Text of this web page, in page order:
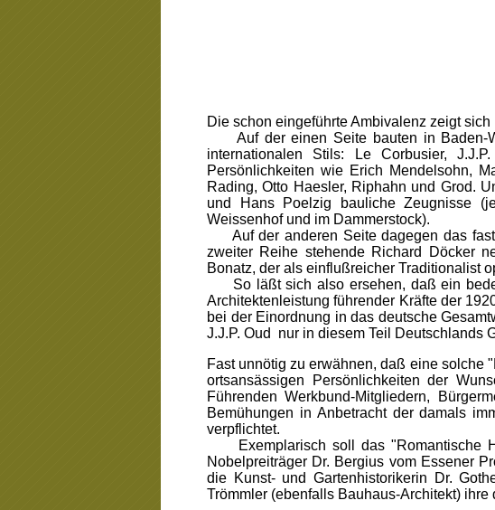
Die schon eingeführte Ambivalenz zeigt
Auf der einen Seite bauten in Baden-
internationalen Stils: Le Corbusier,
Persönlichkeiten wie Erich Mendelsohn,
Rading, Otto Haesler, Riphahn und Grod.
und Hans Poelzig bauliche Zeugnisse
Weissenhof und im Dammerstock).
Auf der anderen Seite dagegen das fast
zweiter Reihe stehende Richard Döcker
Bonatz, der als einflußreicher Traditionalist
So läßt sich also ersehen, daß ein
Architektenleistung führender Kräfte der
bei der Einordnung in das deutsche
J.J.P. Oud nur in diesem Teil Deutschlands
Fast unnötig zu erwähnen, daß eine solche
ortsansässigen Persönlichkeiten der
Führenden Werkbund-Mitgliedern,
Bemühungen in Anbetracht der damals
verpflichtet.
Exemplarisch soll das "Romantische
Nobelpreiträger Dr. Bergius vom Essener
die Kunst- und Gartenhistorikerin Dr.
Trömmler (ebenfalls Bauhaus-Architekt)